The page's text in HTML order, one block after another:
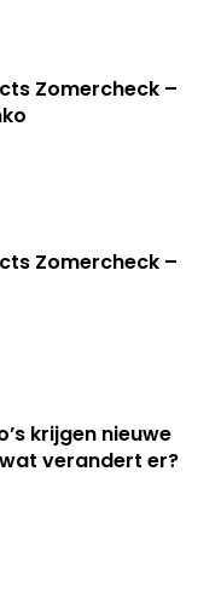
Zomercheck –
Zomercheck –
krijgen nieuwe
verandert er?